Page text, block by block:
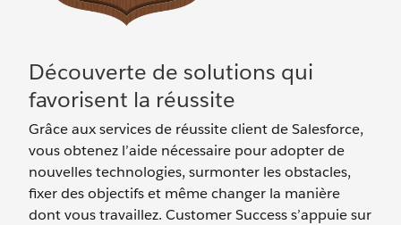
Découverte de solutions qui
favorisent la réussite
Grâce aux services de réussite client de Salesforce,
vous obtenez l’aide nécessaire pour adopter de
nouvelles technologies, surmonter les obstacles,
fixer des objectifs et même changer la manière
dont vous travaillez. Customer Success s’appuie sur